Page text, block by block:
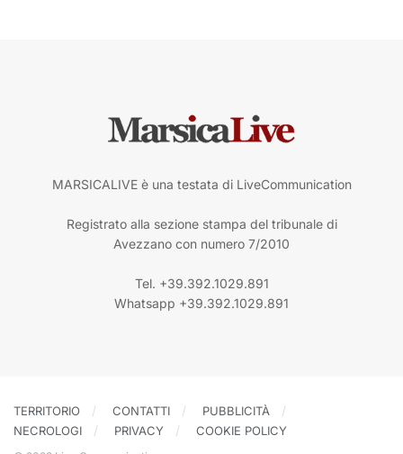
MARSICALIVE è una testata di LiveCommunication
Registrato alla sezione stampa del tribunale di
Avezzano con numero 7/2010
Tel. +39.392.1029.891
Whatsapp +39.392.1029.891
TERRITORIO CONTATTI
PUBBLICITÀ
NECROLOGI
PRIVACY COOKIE POLICY